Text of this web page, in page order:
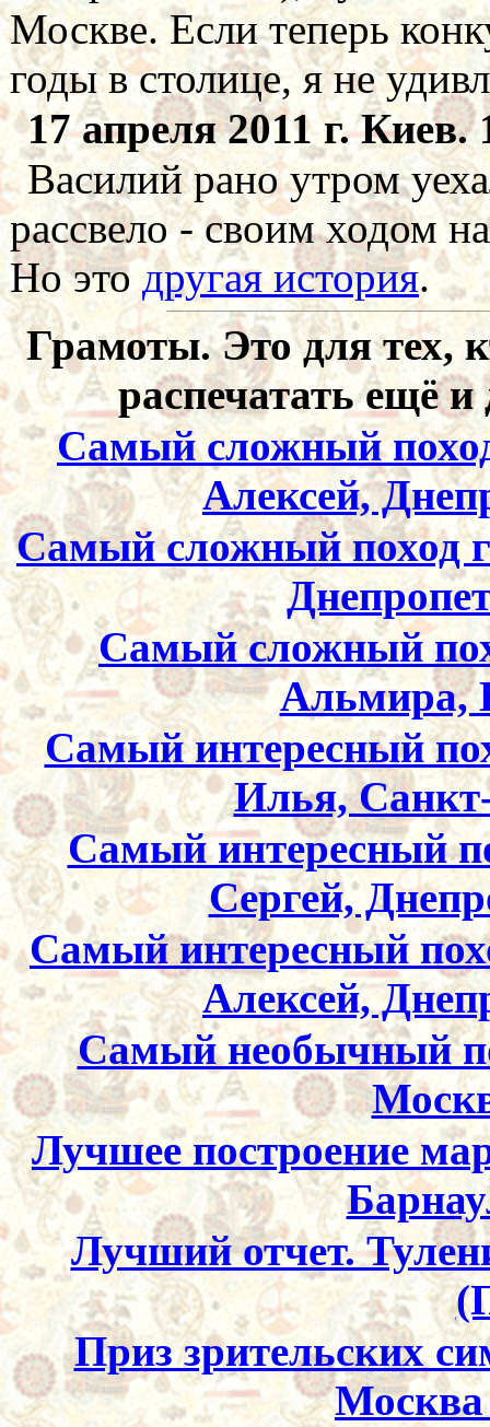
Москве. Если теперь
годы в столице, я не
17 апреля 2011 г. Киев.
Василий рано утром
рассвело - своим ходом
Но это другая история.
Грамоты. Это для тех,
распечатать ещё
Самый сложный
Алексей,
Самый сложный поход
Самый сложный
Альмира,
Самый интересный
Илья,
Самый интересный
Сергей,
Самый интересный
Алексей,
Самый необычный
Лучшее построение
Лучший отчет.
Приз зрительских